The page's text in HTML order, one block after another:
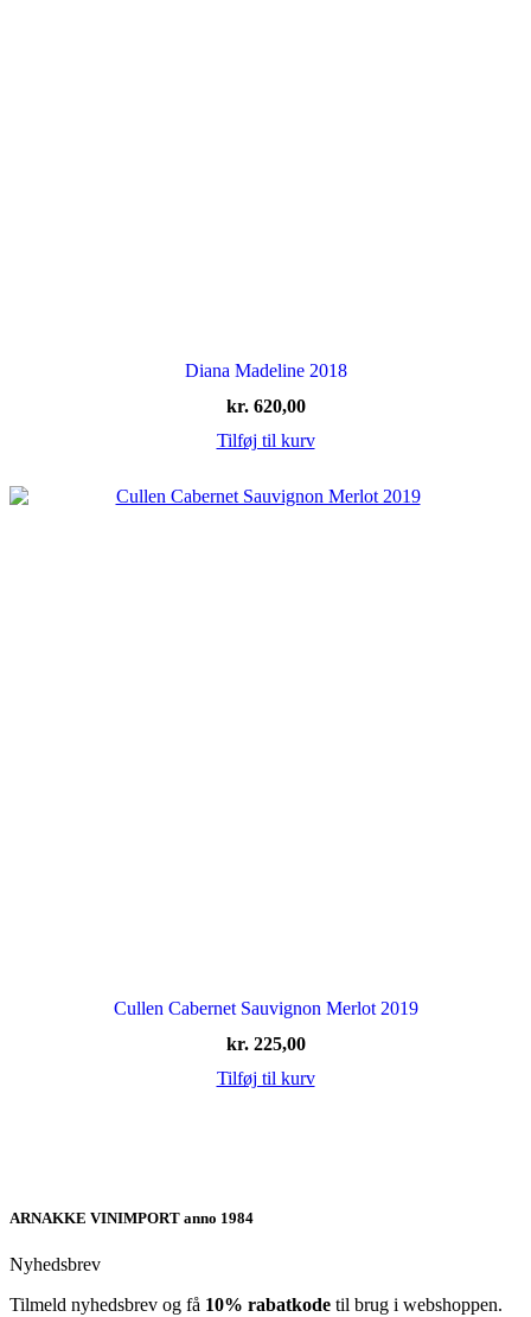
Diana Madeline 2018
kr.620,00
Tilføj til kurv
Cullen Cabernet Sauvignon Merlot 2019
kr.225,00
Tilføj til kurv
ARNAKKE VINIMPORT anno 1984
Nyhedsbrev
Tilmeld nyhedsbrev og få 10% rabatkode til brug i webshoppen.